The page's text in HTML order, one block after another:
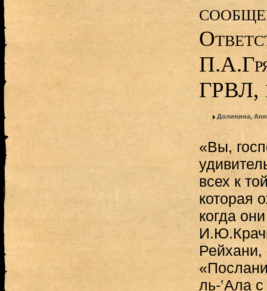
ГРВЛ,
Долинина,
«Вы,
всех к
которая
когда
Рейхани,
ль-‛Ала